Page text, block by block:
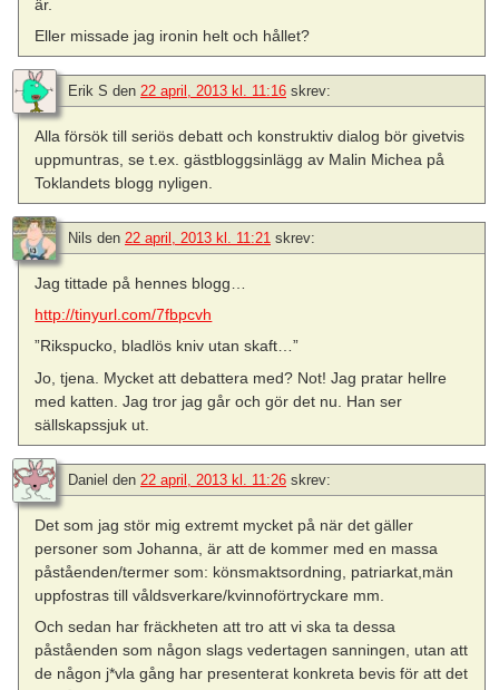
är.
Eller missade jag ironin helt och hållet?
Erik S den 22 april, 2013 kl. 11:16 skrev:
Alla försök till seriös debatt och konstruktiv dialog bör givetvis
uppmuntras, se t.ex. gästbloggsinlägg av Malin Michea på
Toklandets blogg nyligen.
Nils den 22 april, 2013 kl. 11:21 skrev:
Jag tittade på hennes blogg…
http://tinyurl.com/7fbpcvh
”Rikspucko, bladlös kniv utan skaft…”
Jo, tjena. Mycket att debattera med? Not! Jag pratar hellre
med katten. Jag tror jag går och gör det nu. Han ser
sällskapssjuk ut.
Daniel den 22 april, 2013 kl. 11:26 skrev:
Det som jag stör mig extremt mycket på när det gäller
personer som Johanna, är att de kommer med en massa
påståenden/termer som: könsmaktsordning, patriarkat,män
uppfostras till våldsverkare/kvinnoförtryckare mm.
Och sedan har fräckheten att tro att vi ska ta dessa
påståenden som någon slags vedertagen sanningen, utan att
de någon j*vla gång har presenterat konkreta bevis för att det